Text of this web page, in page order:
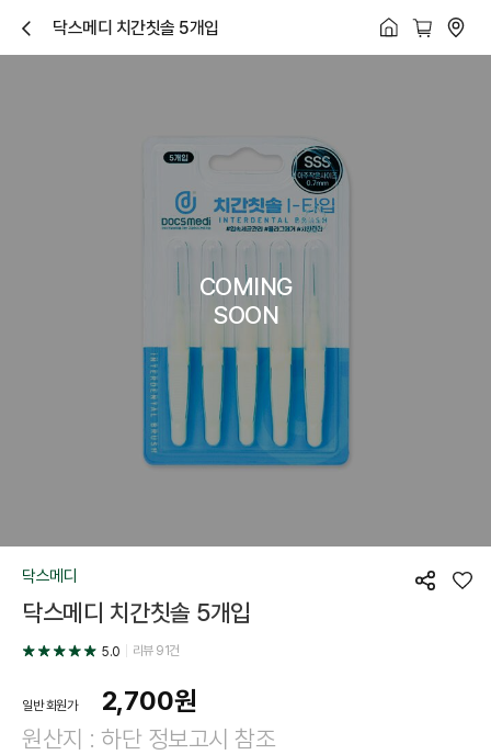
닫
기
닥스메디 치간칫솔 5개입
COMING
SOON
공
좋
닥스메디
닥스메디 치간칫솔 5개입
5.0 리뷰91건
일반 회원가 2,700원
원산지 : 하단 정보고시 참조